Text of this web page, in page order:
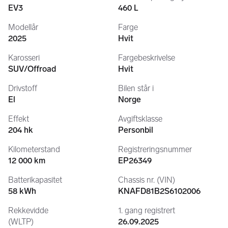
• Romslig kupé med smart lagringsplass
Teknologi & Infotainment
• Digitalt instrumentpanel
• Navigasjon
• Trådløs lading for mobiltelefon
• Kia Connect appstyring
• USB-C tilkoblinger
Sikkerhet & førerassistenter
• Adaptiv cruisekontroll
• Filholderassistent
• Parkeringssensorer foran og bak
• Ryggekamera
• Blindsonevarsling
EV3
Modellår
2025
Karosseri
SUV/Offroad
Drivstoff
El
Effekt
204 hk
Kilometerstand
12 000 km
Batterikapasitet
58 kWh
Rekkevidde
(WLTP)
460 L
Farge
Hvit
Fargebeskrivelse
Hvit
Bilen står i
Norge
Avgiftsklasse
Personbil
Registreringsnummer
EP26349
Chassis nr. (VIN)
KNAFD81B2S6102006
1. gang registrert
26.09.2025